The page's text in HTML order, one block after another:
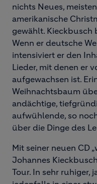
nichts Neues,
amerikanische
gewählt. Kieckbusch
Wenn er deutsche
intensiviert er den
Lieder, mit denen er
aufgewachsen ist.
Weihnachtsbaum
andächtige,
aufwühlende, so
über die Dinge des
Mit seiner neuen CD
Johannes
Tour. In sehr ruhiger,